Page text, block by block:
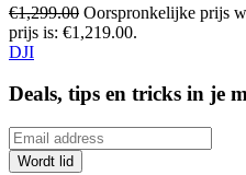
€1,299.00 Oorspronkelijke prijs
prijs is: €1,219.00.
DJI
Deals, tips en tricks in je